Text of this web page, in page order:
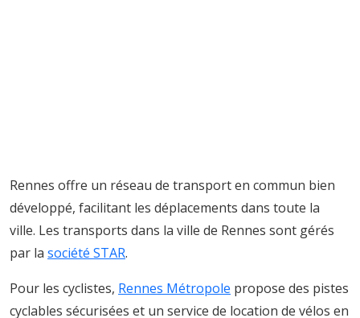
Rennes offre un réseau de transport en commun bien
développé, facilitant les déplacements dans toute la
ville. Les transports dans la ville de Rennes sont gérés
par la société STAR.
Pour les cyclistes, Rennes Métropole propose des pistes
cyclables sécurisées et un service de location de vélos en